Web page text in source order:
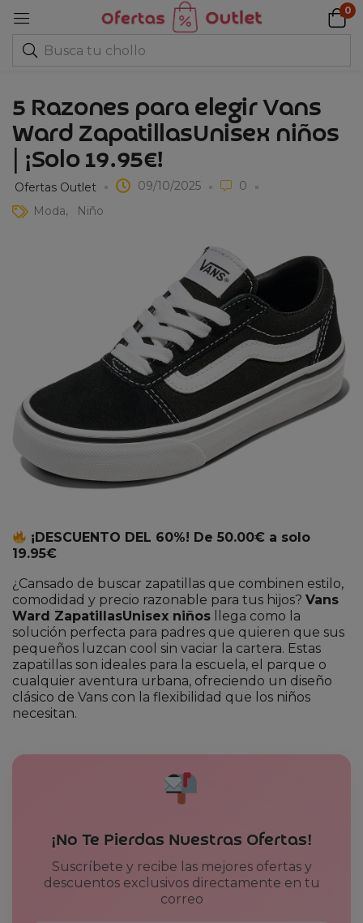
0
5 Razones para elegir Vans
Ward ZapatillasUnisex niños
| ¡Solo 19.95€!
Ofertas Outlet 09/10/2025
0
Moda
Niño
¡DESCUENTO DEL 60%! De 50.00€ a solo
19.95€
¿Cansado de buscar zapatillas que combinen estilo,
comodidad y precio razonable para tus hijos? Vans
Ward ZapatillasUnisex niños llega como la
solución perfecta para padres que quieren que sus
pequeños luzcan cool sin vaciar la cartera. Estas
zapatillas son ideales para la escuela, el parque o
cualquier aventura urbana, ofreciendo un diseño
clásico de Vans con la flexibilidad que los niños
necesitan.
¡No Te Pierdas Nuestras Ofertas!
Suscríbete y recibe las mejores ofertas y
descuentos exclusivos directamente en tu
correo